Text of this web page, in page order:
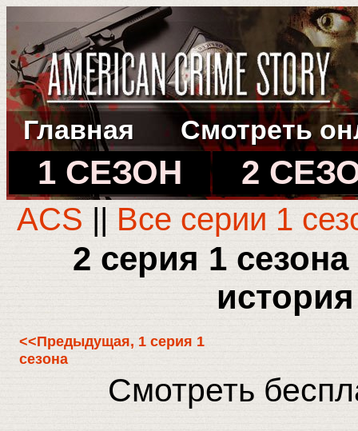
Главная Смотреть
1 СЕЗОН 2
ACS || Все серии 1
2 серия 1
<<Предыдущая, 1 серия 1
сезона
Смотреть